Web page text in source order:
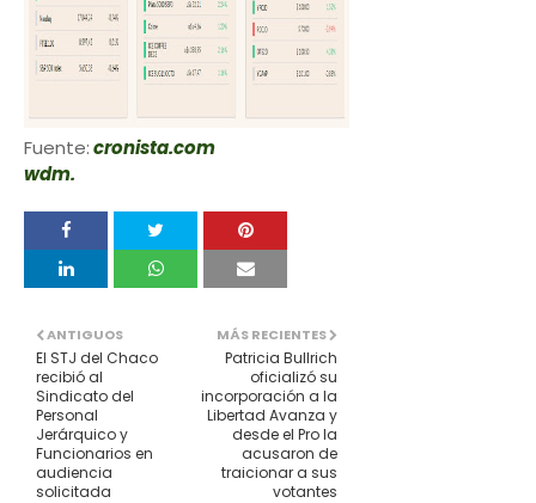
Fuente:cronista.com
wdm.
MÁS RECIENTES
Patricia Bullrich
oficializó su
incorporación a la
Libertad Avanza y
desde el Pro la
acusaron de
traicionar a sus
votantes
ANTIGUOS
El STJ del Chaco
recibió al
Sindicato del
Personal
Jerárquico y
Funcionarios en
audiencia
solicitada